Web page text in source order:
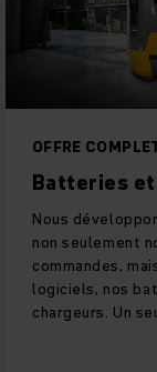
COMPLET
et
développons et
seulement nos
mais
nos
Un seul